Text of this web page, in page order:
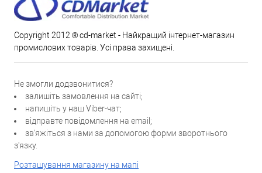
Copyright 2012 ® cd-market - Найкращий інтернет-магазин
промислових товарів. Усі права захищені.
Не змогли додзвонитися?
залишіть замовлення на сайті;
напишіть у наш Viber-чат;
відправте повідомлення на email;
зв'яжіться з нами за допомогою форми зворотнього
з'язку.
Розташування магазину на мапі